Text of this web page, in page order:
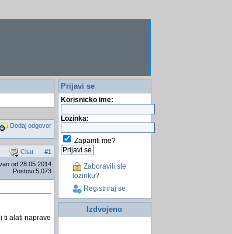
Dodaj odgovor
Citat #1
od:28.05.2014
Postovi:5,073
ti alati naprave
Prijavi se
Korisnicko ime:
Lozinka:
Zapamti me?
Zaboravili ste
lozinku?
Registriraj se
Izdvojeno